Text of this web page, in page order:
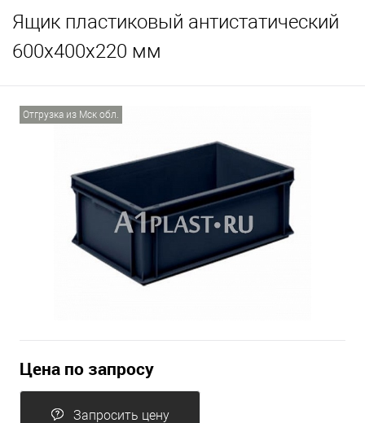
Ящик пластиковый антистатический
600х400х220 мм
Отгрузка из Мск обл.
Цена по запросу
Запросить цену